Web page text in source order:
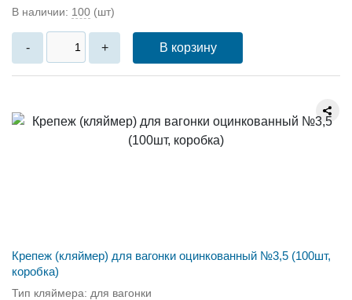
В наличии: 100 (шт)
- + В корзину
Крепеж (кляймер) для вагонки оцинкованный №3,5 (100шт,
коробка)
Тип кляймера: для вагонки